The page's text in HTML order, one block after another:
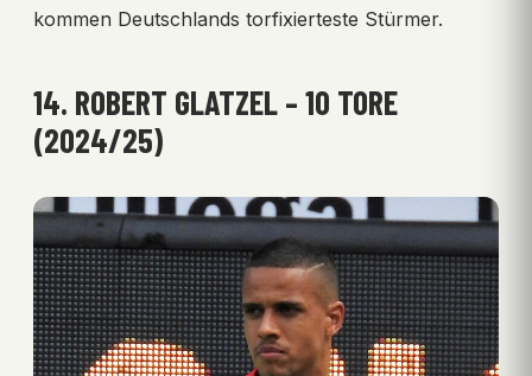
kommen Deutschlands torfixierteste Stürmer.
14. ROBERT GLATZEL – 10 TORE
(2024/25)